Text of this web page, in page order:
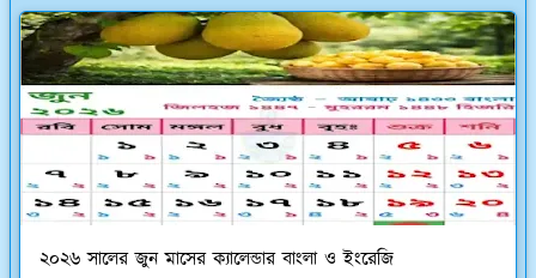
২০২৬ সালের জুন মাসের ক্যালেন্ডার বাংলা ও ইংরেজি